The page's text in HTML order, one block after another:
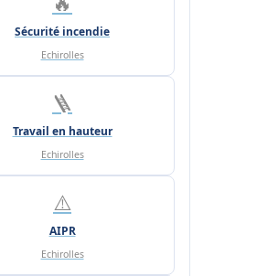
Sécurité incendie
Echirolles
🪜
Travail en hauteur
Echirolles
⚠️
AIPR
Echirolles